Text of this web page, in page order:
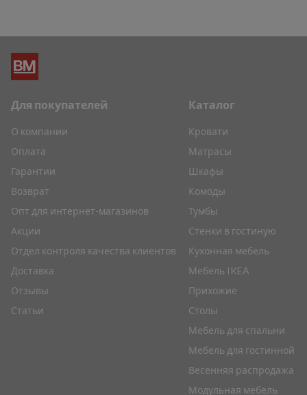
Каталог
Кровати
Матрасы
Шкафы
Комоды
Тумбы
Стенки в гостиную
Кухонная мебель
Мебель IKEA
Прихожие
Столы
Мебель для спальни
Мебель для гостинной
Весенняя распродажа
Модульная мебель
Для покупателей
О компании
Оплата
Гарантии
Возврат
Опт для интернет-магазинов
Акции
Отдел контроля качества клиентов
Доставка
Отзывы
Статьи